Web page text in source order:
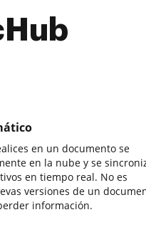
en un documento se
en la nube y se
en tiempo real. No es
versiones de un
información.